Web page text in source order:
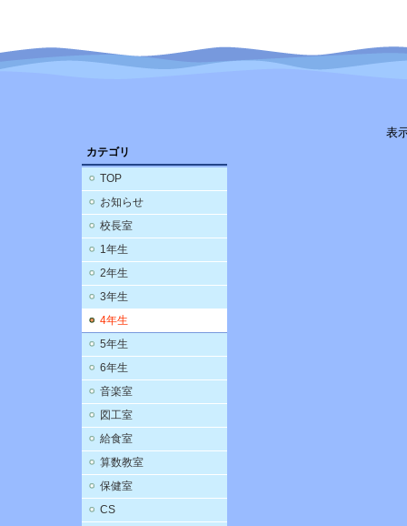
カテゴリ
TOP
お知らせ
校長室
1年生
2年生
3年生
4年生
5年生
6年生
音楽室
図工室
給食室
算数教室
保健室
CS
表